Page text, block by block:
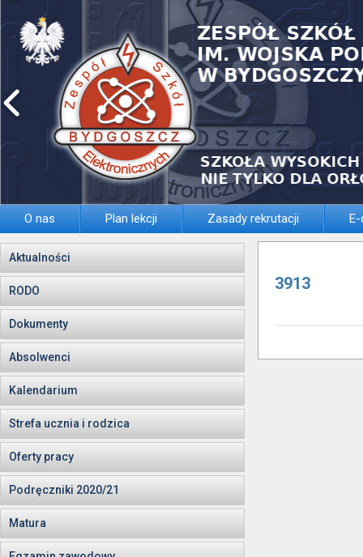
O nas Plan lekcji Zasady rekrutacji
Aktualności
RODO
Dokumenty
Absolwenci
Kalendarium
Strefa ucznia i rodzica
Oferty pracy
Podręczniki 2020/21
Matura
3913